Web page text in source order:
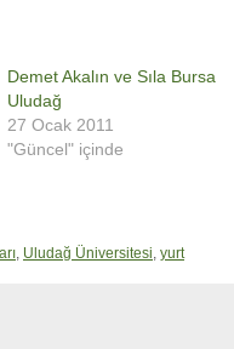
Demet Akalın ve Sıla Bursa
Uludağ
27 Ocak 2011
"Güncel" içinde
, Uludağ Üniversitesi, yurt